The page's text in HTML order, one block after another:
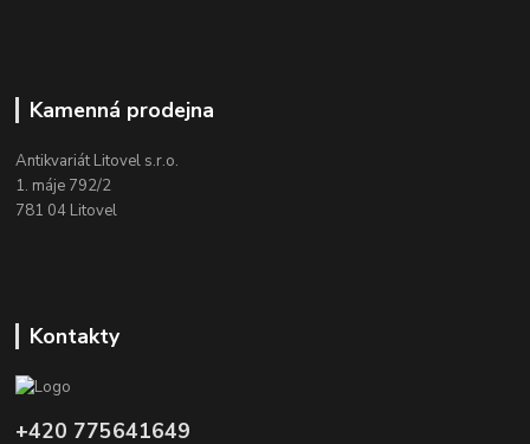
Kamenná prodejna
Antikvariát Litovel s.r.o.
1. máje 792/2
781 04 Litovel
Kontakty
+420 775641649